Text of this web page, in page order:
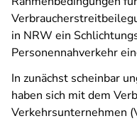
in NRW ein
Personennahverkehr
In zunächst scheinbar
haben sich mit dem
Verkehrsunternehmen